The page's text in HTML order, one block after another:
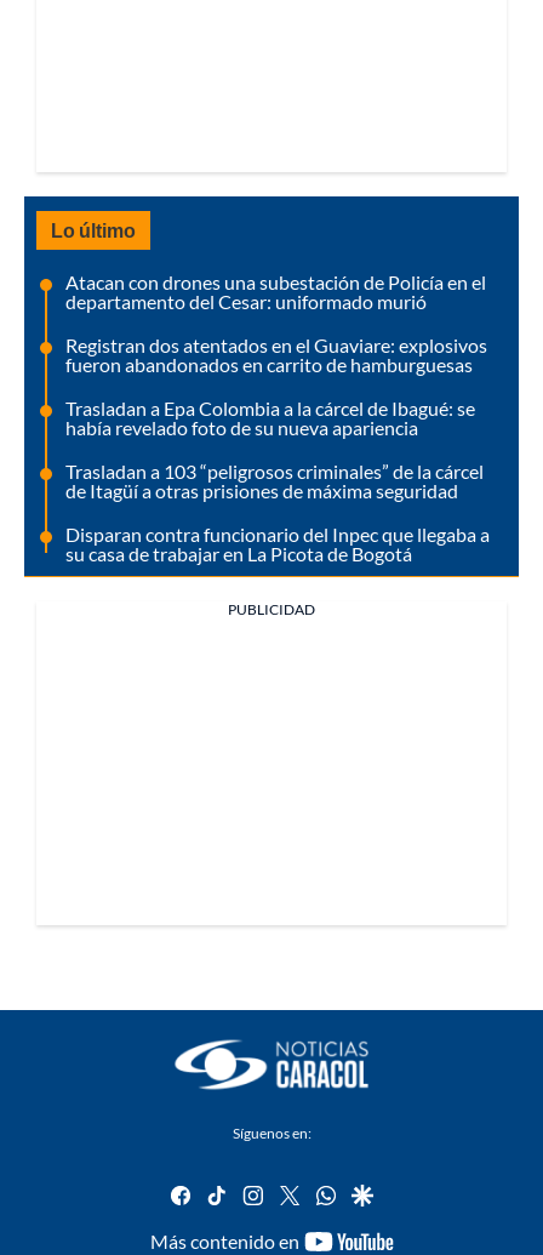
Lo último
Atacan con drones una subestación de Policía en el
departamento del Cesar: uniformado murió
Registran dos atentados en el Guaviare: explosivos
fueron abandonados en carrito de hamburguesas
Trasladan a Epa Colombia a la cárcel de Ibagué: se
había revelado foto de su nueva apariencia
Trasladan a 103 “peligrosos criminales” de la cárcel
de Itagüí a otras prisiones de máxima seguridad
Disparan contra funcionario del Inpec que llegaba a
su casa de trabajar en La Picota de Bogotá
PUBLICIDAD
Síguenos en:
facebook
tiktok instagram
twitterwhatsapp
google
Más contenido en
youtube-